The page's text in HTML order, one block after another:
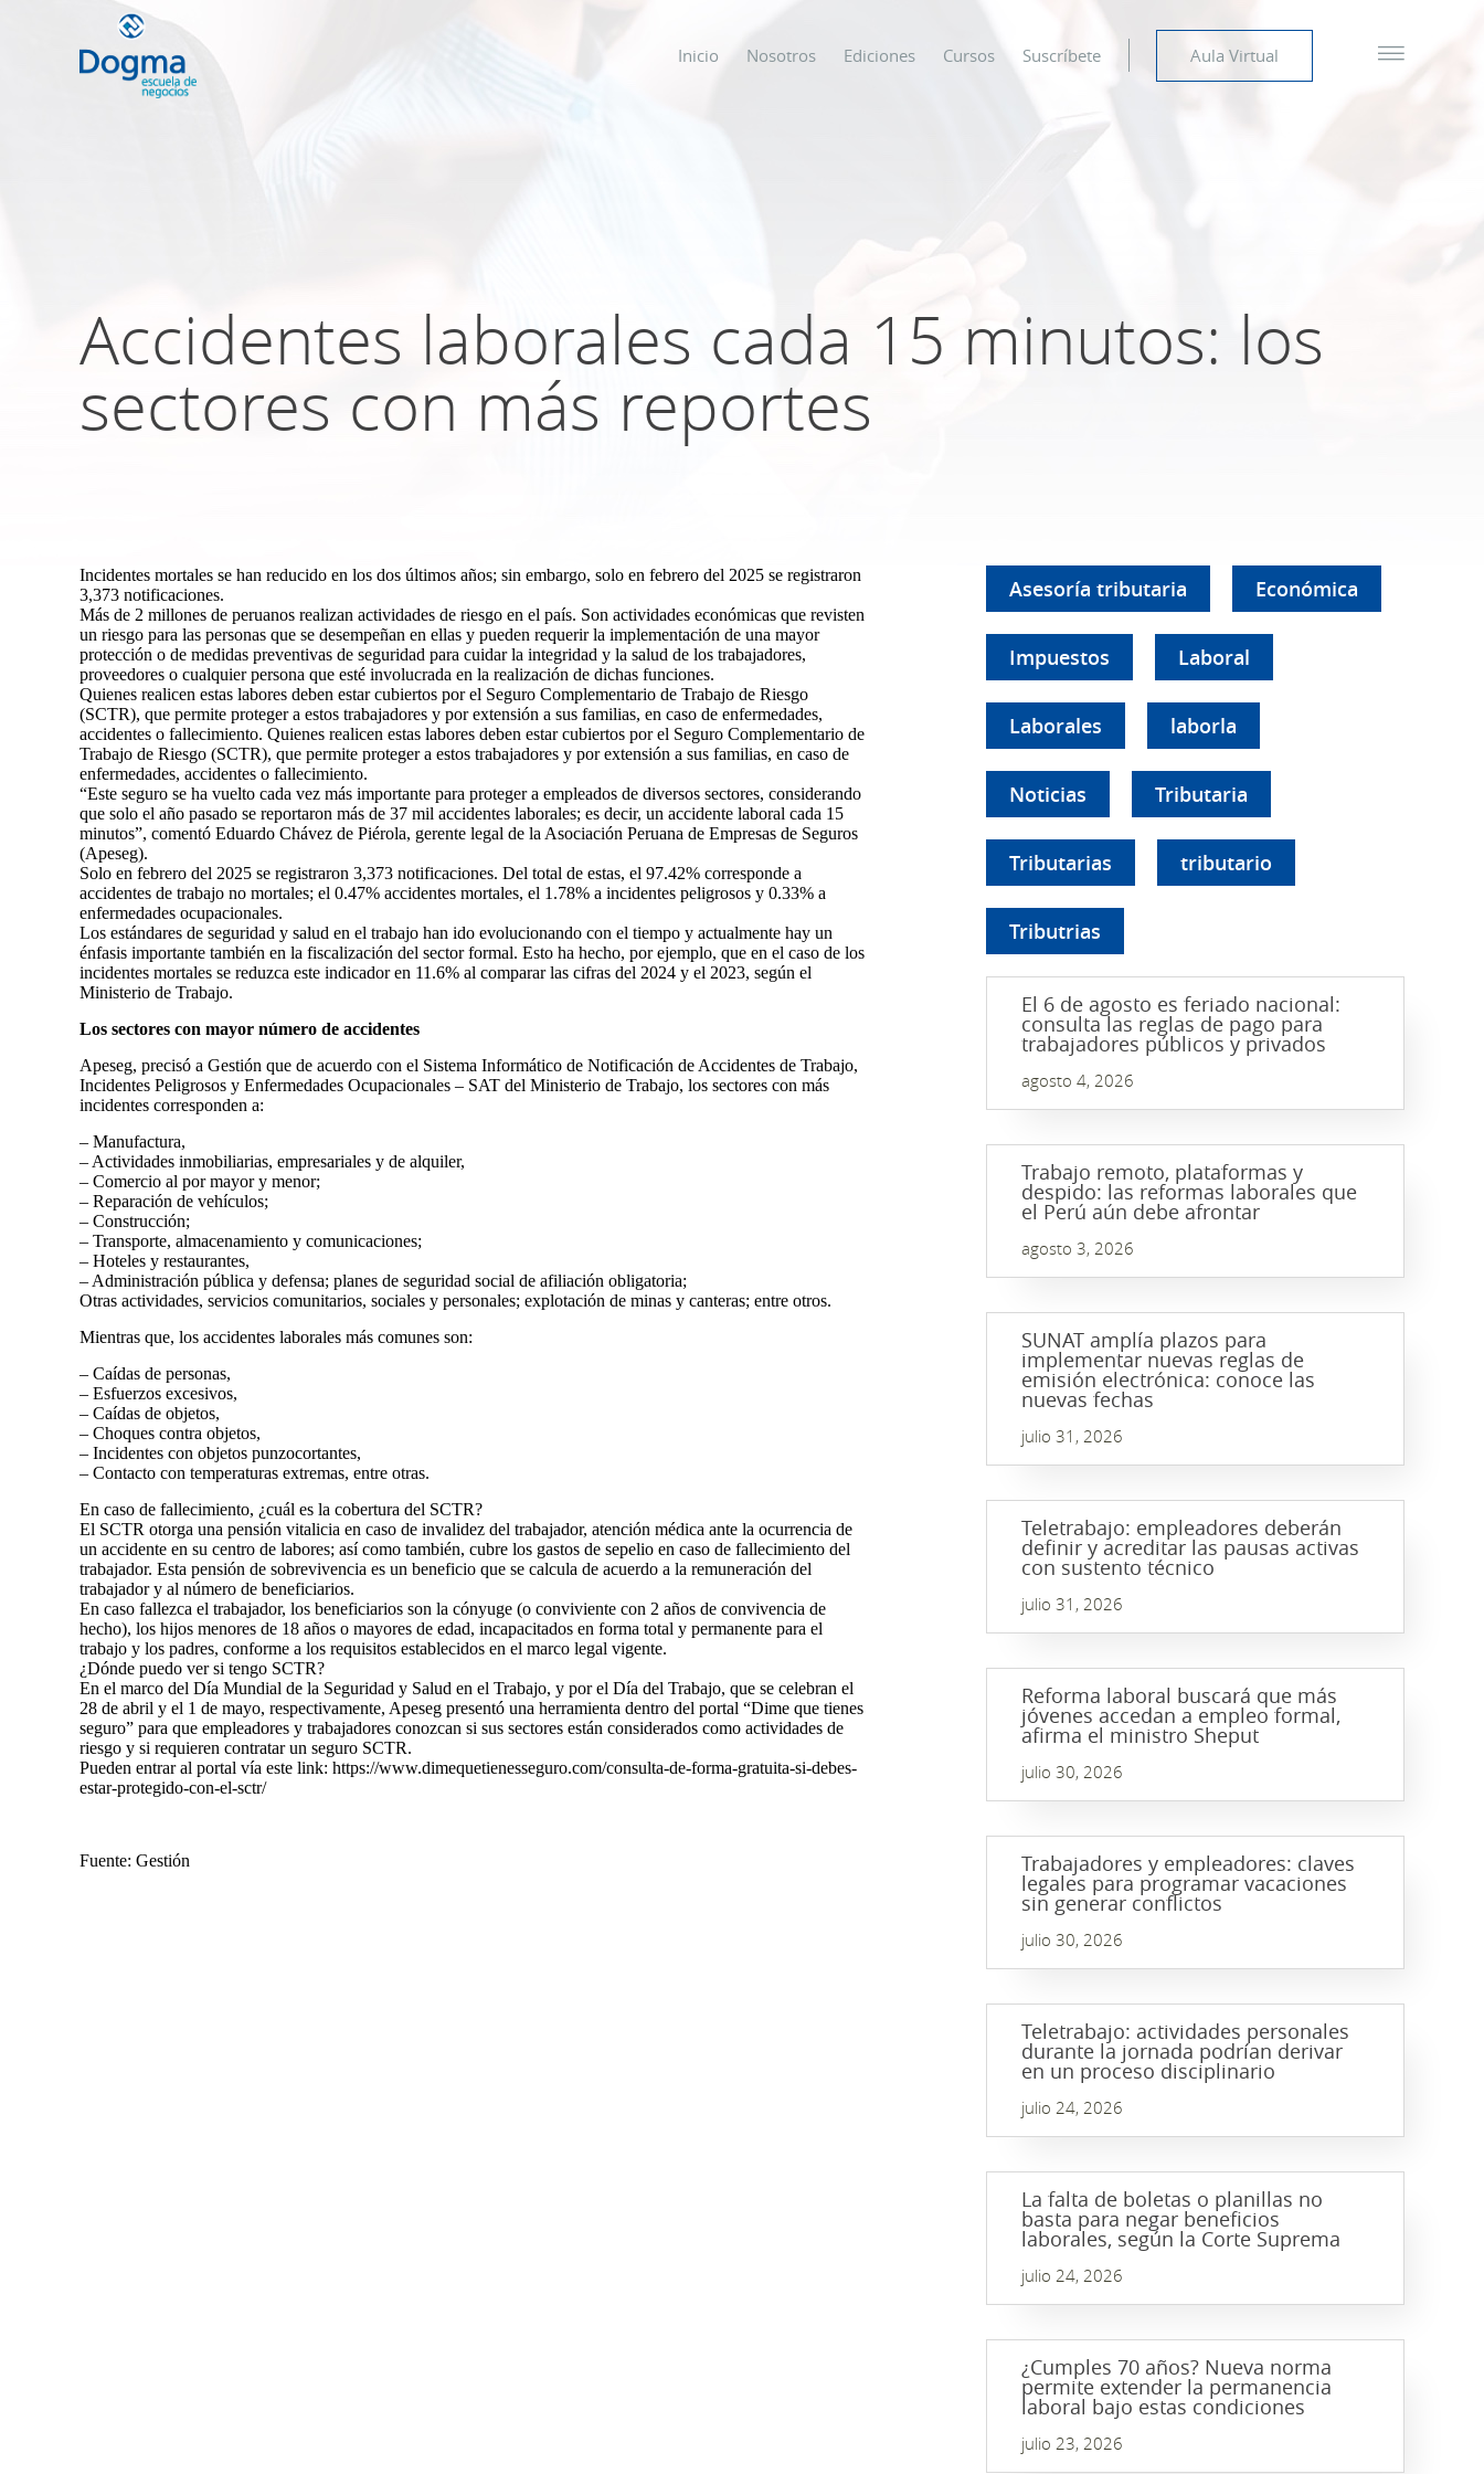
Inicio Nosotros Ediciones Cursos Suscríbete Aula Virtual
Accidentes laborales cada 15 minutos: los
sectores con más reportes
Incidentes mortales se han reducido en los dos últimos años; sin embargo, solo en febrero del 2025 se registraron
3,373 notificaciones.
Más de 2 millones de peruanos realizan actividades de riesgo en el país. Son actividades económicas que revisten
un riesgo para las personas que se desempeñan en ellas y pueden requerir la implementación de una mayor
protección o de medidas preventivas de seguridad para cuidar la integridad y la salud de los trabajadores,
proveedores o cualquier persona que esté involucrada en la realización de dichas funciones.
Quienes realicen estas labores deben estar cubiertos por el Seguro Complementario de Trabajo de Riesgo
(SCTR), que permite proteger a estos trabajadores y por extensión a sus familias, en caso de enfermedades,
accidentes o fallecimiento. Quienes realicen estas labores deben estar cubiertos por el Seguro Complementario de
Trabajo de Riesgo (SCTR), que permite proteger a estos trabajadores y por extensión a sus familias, en caso de
enfermedades, accidentes o fallecimiento.
“Este seguro se ha vuelto cada vez más importante para proteger a empleados de diversos sectores, considerando
que solo el año pasado se reportaron más de 37 mil accidentes laborales; es decir, un accidente laboral cada 15
minutos”, comentó Eduardo Chávez de Piérola, gerente legal de la Asociación Peruana de Empresas de Seguros
(Apeseg).
Solo en febrero del 2025 se registraron 3,373 notificaciones. Del total de estas, el 97.42% corresponde a
accidentes de trabajo no mortales; el 0.47% accidentes mortales, el 1.78% a incidentes peligrosos y 0.33% a
enfermedades ocupacionales.
Los estándares de seguridad y salud en el trabajo han ido evolucionando con el tiempo y actualmente hay un
énfasis importante también en la fiscalización del sector formal. Esto ha hecho, por ejemplo, que en el caso de los
incidentes mortales se reduzca este indicador en 11.6% al comparar las cifras del 2024 y el 2023, según el
Ministerio de Trabajo.
Los sectores con mayor número de accidentes
Apeseg, precisó a Gestión que de acuerdo con el Sistema Informático de Notificación de Accidentes de Trabajo,
Incidentes Peligrosos y Enfermedades Ocupacionales – SAT del Ministerio de Trabajo, los sectores con más
incidentes corresponden a:
– Manufactura,
– Actividades inmobiliarias, empresariales y de alquiler,
– Comercio al por mayor y menor;
– Reparación de vehículos;
– Construcción;
– Transporte, almacenamiento y comunicaciones;
– Hoteles y restaurantes,
– Administración pública y defensa; planes de seguridad social de afiliación obligatoria;
Otras actividades, servicios comunitarios, sociales y personales; explotación de minas y canteras; entre otros.
Mientras que, los accidentes laborales más comunes son:
– Caídas de personas,
– Esfuerzos excesivos,
– Caídas de objetos,
– Choques contra objetos,
– Incidentes con objetos punzocortantes,
– Contacto con temperaturas extremas, entre otras.
En caso de fallecimiento, ¿cuál es la cobertura del SCTR?
El SCTR otorga una pensión vitalicia en caso de invalidez del trabajador, atención médica ante la ocurrencia de
un accidente en su centro de labores; así como también, cubre los gastos de sepelio en caso de fallecimiento del
trabajador. Esta pensión de sobrevivencia es un beneficio que se calcula de acuerdo a la remuneración del
trabajador y al número de beneficiarios.
En caso fallezca el trabajador, los beneficiarios son la cónyuge (o conviviente con 2 años de convivencia de
hecho), los hijos menores de 18 años o mayores de edad, incapacitados en forma total y permanente para el
trabajo y los padres, conforme a los requisitos establecidos en el marco legal vigente.
¿Dónde puedo ver si tengo SCTR?
En el marco del Día Mundial de la Seguridad y Salud en el Trabajo, y por el Día del Trabajo, que se celebran el
28 de abril y el 1 de mayo, respectivamente, Apeseg presentó una herramienta dentro del portal “Dime que tienes
seguro” para que empleadores y trabajadores conozcan si sus sectores están considerados como actividades de
riesgo y si requieren contratar un seguro SCTR.
Pueden entrar al portal vía este link: https://www.dimequetienesseguro.com/consulta-de-forma-gratuita-si-debes-
estar-protegido-con-el-sctr/
Fuente: Gestión
Asesoría tributaria Económica
Impuestos Laboral
Laborales laborla
Noticias Tributaria
Tributarias tributario
Tributrias
El 6 de agosto es feriado nacional:
consulta las reglas de pago para
trabajadores públicos y privados
agosto 4, 2026
Trabajo remoto, plataformas y
despido: las reformas laborales que
el Perú aún debe afrontar
agosto 3, 2026
SUNAT amplía plazos para
implementar nuevas reglas de
emisión electrónica: conoce las
nuevas fechas
julio 31, 2026
Teletrabajo: empleadores deberán
definir y acreditar las pausas activas
con sustento técnico
julio 31, 2026
Reforma laboral buscará que más
jóvenes accedan a empleo formal,
afirma el ministro Sheput
julio 30, 2026
Trabajadores y empleadores: claves
legales para programar vacaciones
sin generar conflictos
julio 30, 2026
Teletrabajo: actividades personales
durante la jornada podrían derivar
en un proceso disciplinario
julio 24, 2026
La falta de boletas o planillas no
basta para negar beneficios
laborales, según la Corte Suprema
julio 24, 2026
¿Cumples 70 años? Nueva norma
permite extender la permanencia
laboral bajo estas condiciones
julio 23, 2026
TRIBUTACIÓN INTERNACIONAL | TODO SOBRE
NO DOMICILIADOS